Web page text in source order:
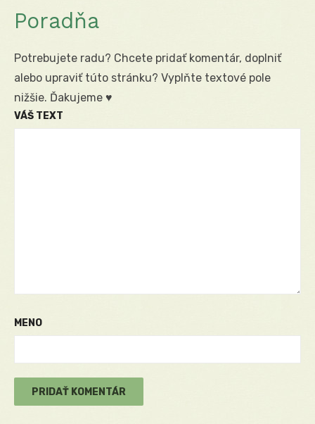
Poradňa
Potrebujete radu? Chcete pridať komentár, doplniť
alebo upraviť túto stránku? Vyplňte textové pole
nižšie. Ďakujeme ♥
VÁŠ TEXT
MENO